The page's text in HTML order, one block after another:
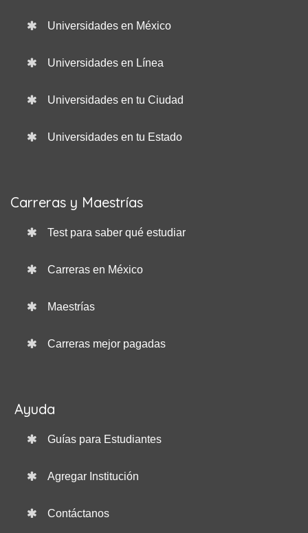
Universidades en México
Universidades en Línea
Universidades en tu Ciudad
Universidades en tu Estado
Carreras y Maestrías
Test para saber qué estudiar
Carreras en México
Maestrías
Carreras mejor pagadas
Ayuda
Guías para Estudiantes
Agregar Institución
Contáctanos